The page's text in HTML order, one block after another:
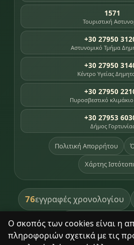
Ο σκοπός των cookies είναι η
πληροφοριών σχετικά με τις
1571
Τουριστική
+30 27950
Αστυνομικό Τμήμα
+30 27950
Κέντρο Υγείας
+30 27950
Πυροσβεστικό
+30 27953
Δήμος
Πολιτική Απορρήτου
Χάρτης
76εγγραφές χρονολογίου
391βιβλία